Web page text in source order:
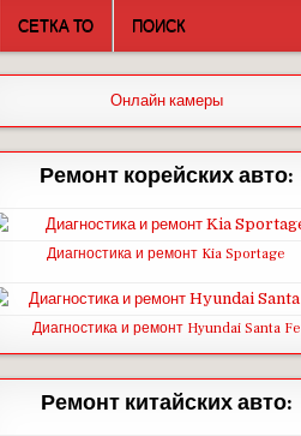
СЕТКА ТО ПОИСК
Онлайн камеры
Ремонт корейских авто:
Диагностика и ремонт Kia Sportage
Диагностика и ремонт Hyundai Santa Fe
Ремонт китайских авто: